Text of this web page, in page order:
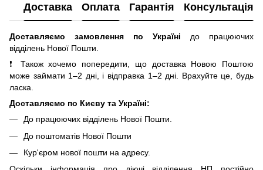
Доставка Оплата Гарантія Консультація
Доставляємо замовлення по Україні
до працюючих
відділень Нової Пошти.
❗ Також хочемо попередити, що доставка Новою Поштою
може займати 1–2 дні, і відправка 1–2 дні. Врахуйте це, будь
ласка.
Доставляємо по Києву та Україні:
До працюючих відділень Нової Пошти.
До поштоматів Нової Пошти
Кур'єром нової пошти на адресу.